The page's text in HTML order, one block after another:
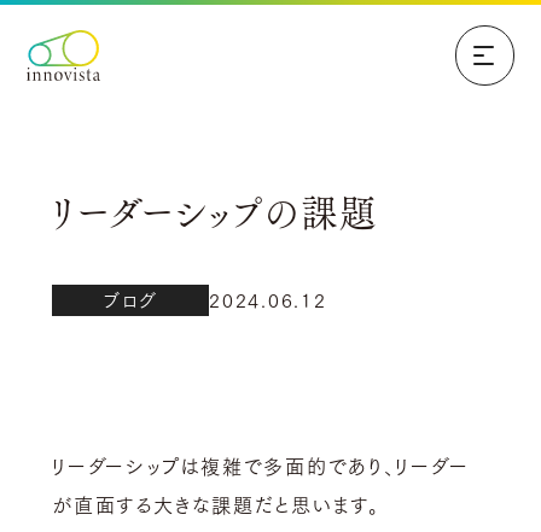
リーダーシップの課題
ブログ 2024.06.12
リーダーシップは複雑で多面的であり、リーダー
が直面する大きな課題だと思います。